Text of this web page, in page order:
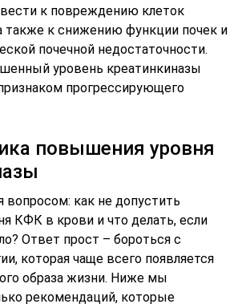
к повреждению клеток
к снижению функции почек и
почечной недостаточности.
уровень креатинкиназы
прогрессирующего
повышения уровня
вопросом: как не допустить
КФК в крови и что делать, если
Ответ прост – бороться с
которая чаще всего появляется
образа жизни. Ниже мы
рекомендаций, которые